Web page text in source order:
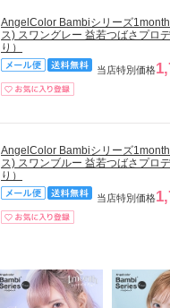
AngelColor Bambiシリーズ
ス) スワングレー 益若つばさプロ
り）
当店特別価格
AngelColor Bambiシリーズ
ス) スワンブルー 益若つばさプロ
り）
当店特別価格